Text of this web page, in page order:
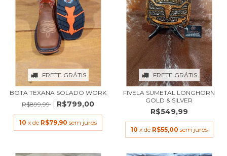
FRETE GRÁTIS
BOTA TEXANA SOLADO WORK
R$899,99
R$799,00
10 x de R$79,90 sem juros
FRETE GRÁTIS
FIVELA SUMETAL LONGHORN
GOLD & SILVER
R$549,99
10 x de R$55,00 sem juros